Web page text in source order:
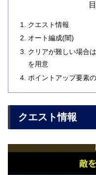
クエスト情報
オート編成(闇)
クリアが難しい場合
を用意
ポイントアップ要素
クエスト情報